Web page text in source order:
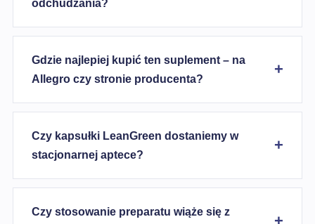
odchudzania?
Gdzie najlepiej kupić ten suplement – na
Allegro czy stronie producenta?
Czy kapsułki LeanGreen dostaniemy w
stacjonarnej aptece?
Czy stosowanie preparatu wiąże się z